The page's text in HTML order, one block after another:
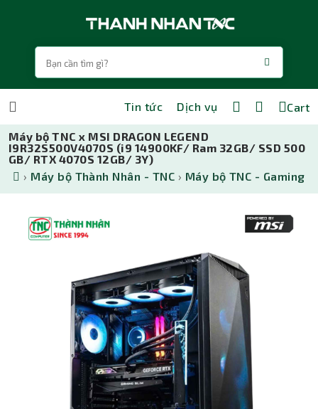
Tin tức Dịch vụ Cart
Máy bộ TNC x MSI DRAGON LEGEND
I9R32S500V4070S (i9 14900KF/ Ram 32GB/ SSD 500
GB/ RTX 4070S 12GB/ 3Y)
› Máy bộ Thành Nhân - TNC › Máy bộ TNC - Gaming